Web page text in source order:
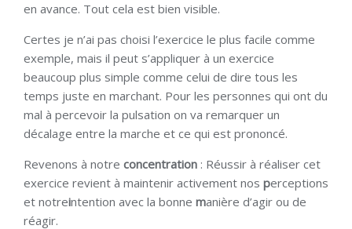
en avance. Tout cela est bien visible.
Certes je n’ai pas choisi l’exercice le plus facile comme
exemple, mais il peut s’appliquer à un exercice
beaucoup plus simple comme celui de dire tous les
temps juste en marchant. Pour les personnes qui ont du
mal à percevoir la pulsation on va remarquer un
décalage entre la marche et ce qui est prononcé.
Revenons à notre concentration : Réussir à réaliser cet
exercice revient à maintenir activement nos perceptions
et notreintention avec la bonne manière d’agir ou de
réagir.